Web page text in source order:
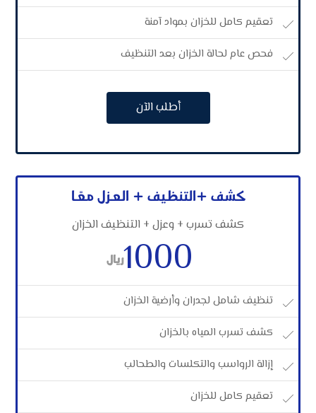
تعقيم كامل للخزان بمواد آمنة
فحص عام لحالة الخزان بعد التنظيف
أطلب الآن
كشف +التنظيف + العزل معًا
كشف تسرب + وعزل + التنظيف الخزان
1000ريال
تنظيف شامل لجدران وأرضية الخزان
كشف تسرب المياه بالخزان
إزالة الرواسب والتكلسات والطحالب
تعقيم كامل للخزان